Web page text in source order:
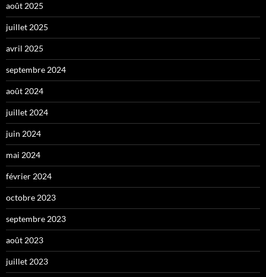
août 2025
juillet 2025
avril 2025
septembre 2024
août 2024
juillet 2024
juin 2024
mai 2024
février 2024
octobre 2023
septembre 2023
août 2023
juillet 2023